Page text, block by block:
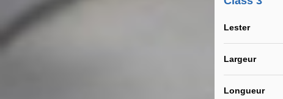
Lester
Largeur
Longueur